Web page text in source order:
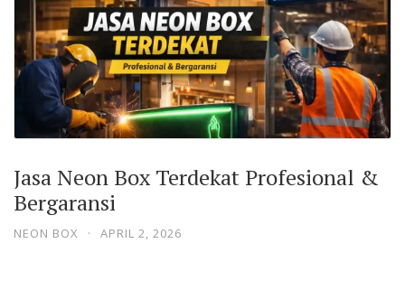
Jasa Neon Box Terdekat Profesional &
Bergaransi
NEON BOX · APRIL 2, 2026